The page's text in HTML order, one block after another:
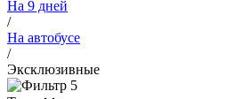
На 9 дней
/
На автобусе
/
Эксклюзивные
5